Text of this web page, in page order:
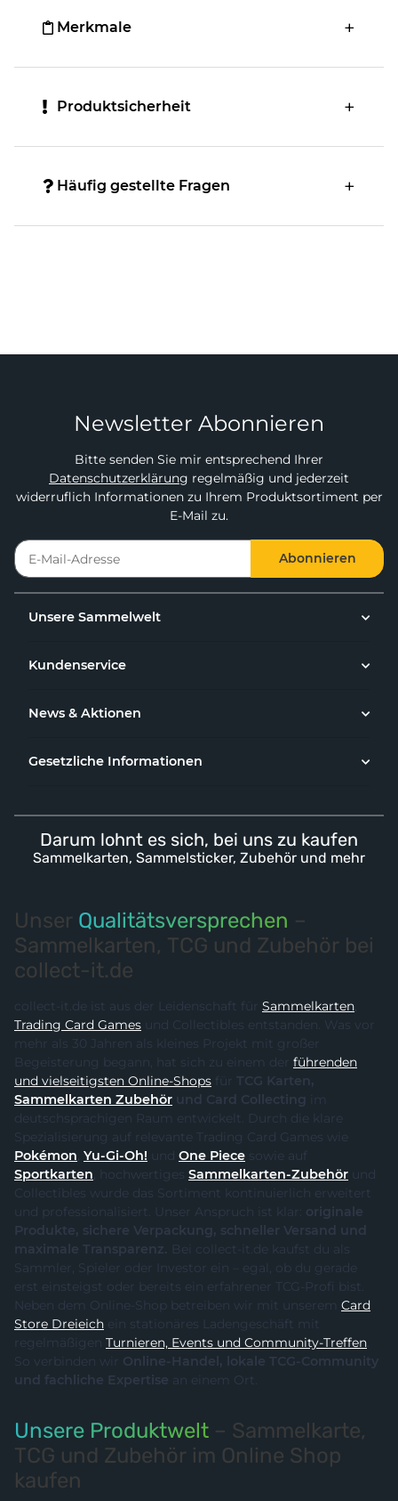
Merkmale
Produktsicherheit
Häufig gestellte Fragen
Newsletter Abonnieren
Bitte senden Sie mir entsprechend Ihrer
Datenschutzerklärung regelmäßig und jederzeit
widerruflich Informationen zu Ihrem Produktsortiment per
E-Mail zu.
Abonnieren
Unsere Sammelwelt
Kundenservice
News & Aktionen
Gesetzliche Informationen
Darum lohnt es sich, bei uns zu kaufen
Sammelkarten, Sammelsticker, Zubehör und mehr
Unser Qualitätsversprechen –
Sammelkarten, TCG und Zubehör bei
collect-it.de
collect-it.de ist aus der Leidenschaft für Sammelkarten,
Trading Card Games und Collectibles entstanden. Was vor
mehr als 30 Jahren als kleines Projekt mit großer
Begeisterung begann, hat sich zu einem der führenden
und vielseitigsten Online-Shops für TCG Karten,
Sammelkarten Zubehör und Card Collecting
im
deutschsprachigen Raum entwickelt. Durch die klare
Spezialisierung auf relevante Trading Card Games wie
Pokémon, Yu-Gi-Oh! und One Piece sowie auf
Sportkarten , hochwertiges Sammelkarten-Zubehör
Collectibles wurde das Sortiment kontinuierlich erweitert
und professionalisiert. Unser Anspruch ist klar: originale
Produkte, sichere Verpackung, schneller Versand und
maximale Transparenz. Bei collect-it.de kaufst du als
Sammler, Spieler oder Investor ein – egal, ob du gerade
erst einsteigst oder bereits ein erfahrener TCG-Profi bist.
Neben dem Online-Shop betreiben wir mit unserem Card
Store Dreieich ein stationäres Ladengeschäft mit
regelmäßigen
Turnieren, Events und Community-Treffen.
So verbinden wir Online-Handel, lokale TCG-Community
und fachliche Expertise an einem Ort.
Unsere Produktwelt – Sammelkarte,
TCG und Zubehör im Online Shop
kaufen